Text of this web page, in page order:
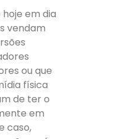
em dia
vendam
ou que
física
de ter o
em
caso,